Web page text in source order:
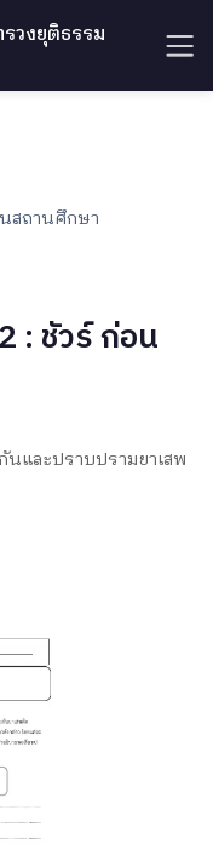
วงยุติธรรม
สถานศึกษา
: ชัวร์ ก่อน
และปราบปรามยาเสพ